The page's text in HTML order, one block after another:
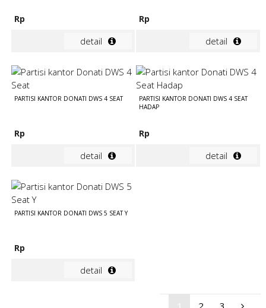
Rp
detail
Rp
detail
PARTISI KANTOR DONATI DWS 4 SEAT
Rp
detail
PARTISI KANTOR DONATI DWS 4 SEAT
HADAP
Rp
detail
PARTISI KANTOR DONATI DWS 5 SEAT Y
Rp
detail
2 3